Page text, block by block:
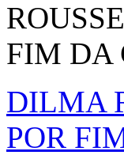
FIM DA
DILMA
POR